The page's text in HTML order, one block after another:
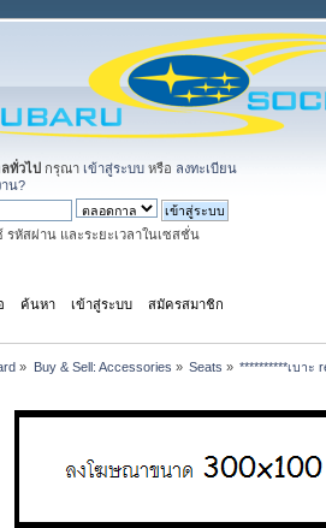
ทั่วไป กรุณา เข้าสู่ระบบ หรือ ลงทะเบียน
น?
รหัสผ่าน และระยะเวลาในเซสชั่น
ค้นหา เข้าสู่ระบบ สมัครสมาชิก
» Buy & Sell: Accessories » Seats » **********เบาะ